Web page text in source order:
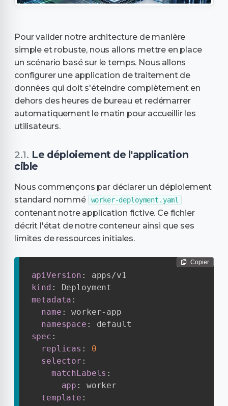
Pour valider notre architecture de manière
simple et robuste, nous allons mettre en place
un scénario basé sur le temps. Nous allons
configurer une application de traitement de
données qui doit s'éteindre complètement en
dehors des heures de bureau et redémarrer
automatiquement le matin pour accueillir les
utilisateurs.
Le déploiement de l'application
cible
Nous commençons par déclarer un déploiement
standard nommé
worker-deployment.yaml
contenant notre application fictive. Ce fichier
décrit l'état de notre conteneur ainsi que ses
limites de ressources initiales.
Copier
apiVersion :
kind :
metadata :
name : worker- app
namespace :
spec :
replicas :
0
selector :
matchLabels :
app :
worker
template :